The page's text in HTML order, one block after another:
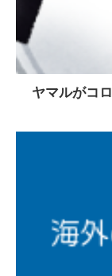
ヤマルがコ